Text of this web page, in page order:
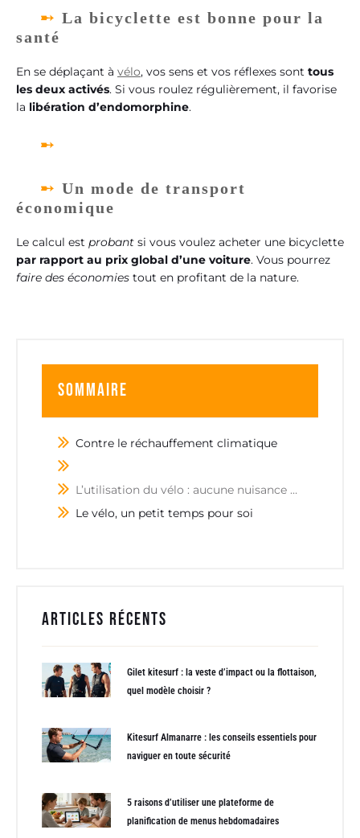
La bicyclette est bonne pour la
santé
En se déplaçant à vélo, vos sens et vos réflexes sont tous
les deux activés. Si vous roulez régulièrement, il favorise
la libération d’endomorphine.
Un mode de transport
économique
Le calcul est probant si vous voulez acheter une bicyclette
par rapport au prix global d’une voiture. Vous pourrez
faire des économies tout en profitant de la nature.
Sommaire
Contre le réchauffement climatique
L’utilisation du vélo : aucune nuisance sonore
Le vélo, un petit temps pour soi
Articles récents
Gilet kitesurf : la veste d’impact ou la flottaison,
quel modèle choisir ?
Kitesurf Almanarre : les conseils essentiels pour
naviguer en toute sécurité
5 raisons d’utiliser une plateforme de
planification de menus hebdomadaires